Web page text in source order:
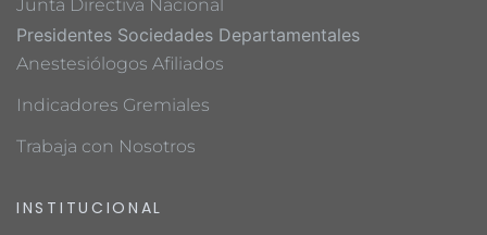
Junta Directiva Nacional
Presidentes Sociedades Departamentales
Anestesiólogos Afiliados
Indicadores Gremiales
Trabaja con Nosotros
INSTITUCIONAL